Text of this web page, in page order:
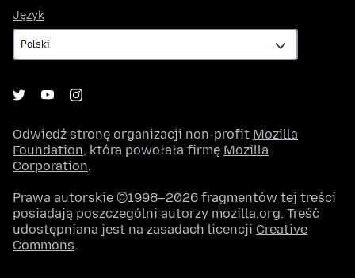
Język
Odwiedź stronę organizacji non-profit Mozilla
Foundation, która powołała firmę Mozilla
Corporation.
Prawa autorskie ©1998–2026 fragmentów tej treści
posiadają poszczególni autorzy mozilla.org. Treść
udostępniana jest na zasadach licencji Creative
Commons.